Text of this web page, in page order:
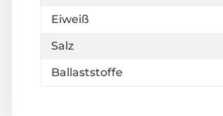
Eiweiß
Salz
Ballaststoffe